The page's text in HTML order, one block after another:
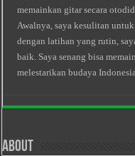
memainkan gitar secara
Awalnya, saya kesulitan
dengan latihan yang rutin,
baik. Saya senang bisa
melestarikan budaya
About